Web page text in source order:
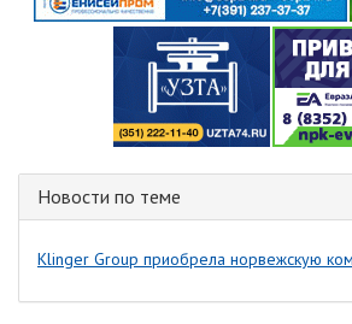
Новости по теме
Klinger Group приобрела норвежскую